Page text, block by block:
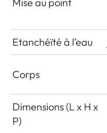
Etanchéïté à l’eau
Corps
Dimensions (L x H x
P)